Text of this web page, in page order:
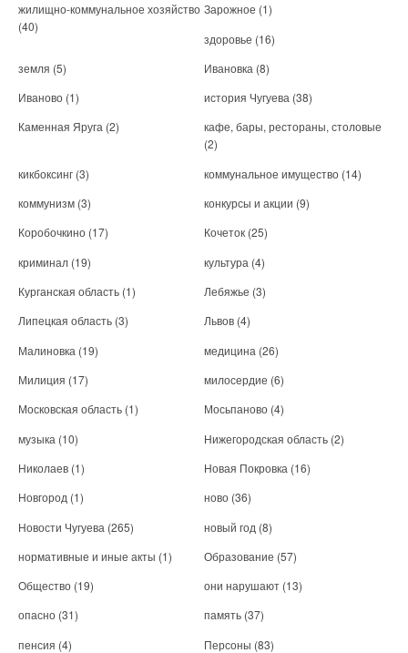
жилищно-коммунальное хозяйство
(40)
Зарожное (1)
здоровье (16)
земля (5) Ивановка (8)
Иваново (1) история Чугуева (38)
Каменная Яруга (2)
кафе, бары, рестораны, столовые
(2)
кикбоксинг (3) коммунальное имущество (14)
коммунизм (3) конкурсы и акции (9)
Коробочкино (17) Кочеток (25)
криминал (19) культура (4)
Курганская область (1) Лебяжье (3)
Липецкая область (3) Львов (4)
Малиновка (19) медицина (26)
Милиция (17) милосердие (6)
Московская область (1) Мосьпаново (4)
музыка (10) Нижегородская область (2)
Николаев (1) Новая Покровка (16)
Новгород (1) ново (36)
Новости Чугуева (265) новый год (8)
нормативные и иные акты (1) Образование (57)
Общество (19) они нарушают (13)
опасно (31) память (37)
пенсия (4) Персоны (83)